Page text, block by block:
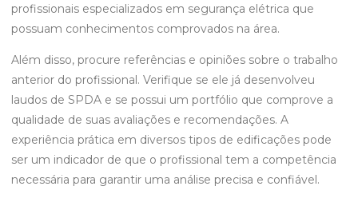
profissionais especializados em segurança elétrica que
possuam conhecimentos comprovados na área.
Além disso, procure referências e opiniões sobre o trabalho
anterior do profissional. Verifique se ele já desenvolveu
laudos de SPDA e se possui um portfólio que comprove a
qualidade de suas avaliações e recomendações. A
experiência prática em diversos tipos de edificações pode
ser um indicador de que o profissional tem a competência
necessária para garantir uma análise precisa e confiável.